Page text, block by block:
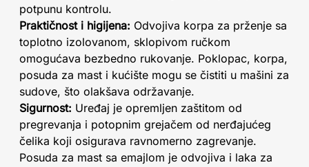
potpunu kontrolu.
Praktičnost i higijena: Odvojiva korpa za prženje sa
toplotno izolovanom, sklopivom ručkom
omogućava bezbedno rukovanje. Poklopac, korpa,
posuda za mast i kućište mogu se čistiti u mašini za
sudove, što olakšava održavanje.
Sigurnost: Uređaj je opremljen zaštitom od
pregrevanja i potopnim grejačem od nerđajućeg
čelika koji osigurava ravnomerno zagrevanje.
Posuda za mast sa emajlom je odvojiva i laka za